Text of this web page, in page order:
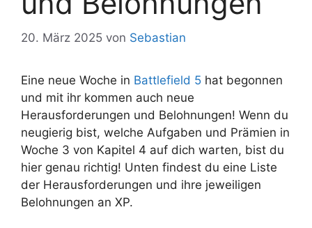
20. März 2025 von Sebastian
Eine neue Woche in Battlefield 5 hat begonnen
und mit ihr kommen auch neue
Herausforderungen und Belohnungen! Wenn du
neugierig bist, welche Aufgaben und Prämien in
Woche 3 von Kapitel 4 auf dich warten, bist du
hier genau richtig! Unten findest du eine Liste
der Herausforderungen und ihre jeweiligen
Belohnungen an XP.